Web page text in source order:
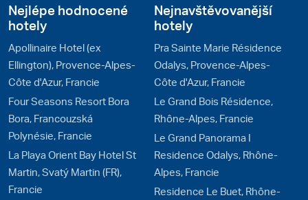
Nejlépe hodnocené
hotely
Apollinaire Hotel (ex
Ellington), Provence-Alpes-
Côte d'Azur, Francie
Four Seasons Resort Bora
Bora, Francouzská
Polynésie, Francie
La Playa Orient Bay Hotel St
Martin, Svatý Martin (FR),
Francie
Nejnavštěvovanější
hotely
Pra Sainte Marie Résidence
Odalys, Provence-Alpes-
Côte d'Azur, Francie
Le Grand Bois Résidence,
Rhône-Alpes, Francie
Le Grand Panorama I
Residence Odalys, Rhône-
Alpes, Francie
Residence Le Buet, Rhône-